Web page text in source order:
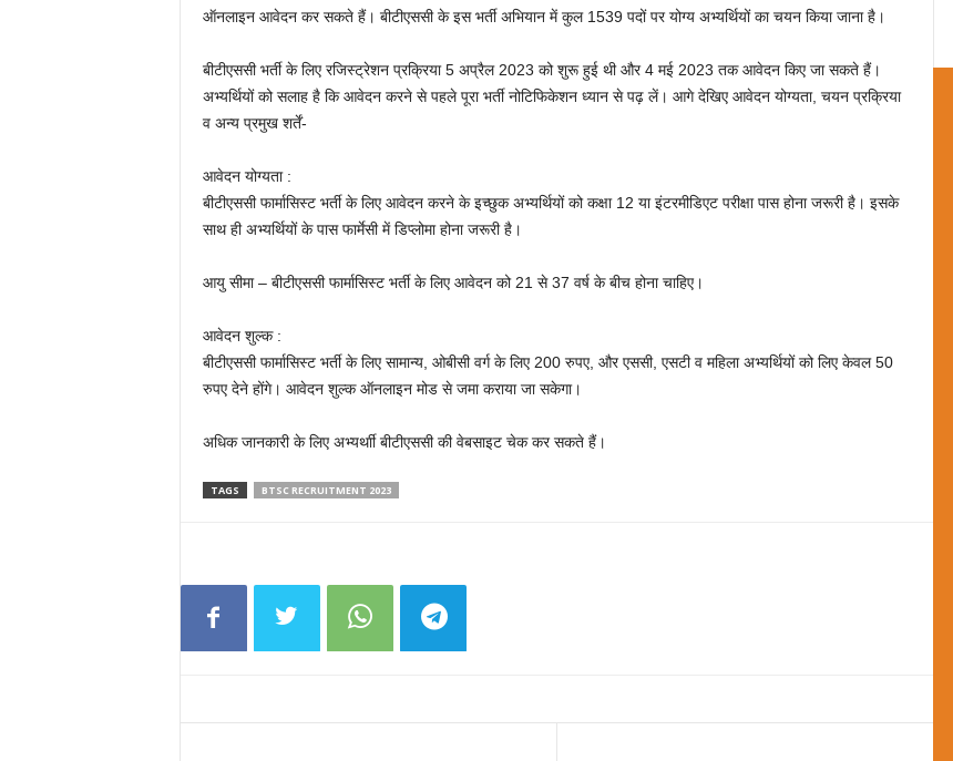
ऑनलाइन आवेदन कर सकते हैं। बीटीएससी के इस भर्ती अभियान में कुल 1539 पदों पर योग्य अभ्यर्थियों का चयन किया जाना है।
बीटीएससी भर्ती के लिए रजिस्ट्रेशन प्रक्रिया 5 अप्रैल 2023 को शुरू हुई थी और 4 मई 2023 तक आवेदन किए जा सकते हैं।
अभ्यर्थियों को सलाह है कि आवेदन करने से पहले पूरा भर्ती नोटिफिकेशन ध्यान से पढ़ लें। आगे देखिए आवेदन योग्यता, चयन प्रक्रिया
व अन्य प्रमुख शर्तें-
आवेदन योग्यता :
बीटीएससी फार्मासिस्ट भर्ती के लिए आवेदन करने के इच्छुक अभ्यर्थियों को कक्षा 12 या इंटरमीडिएट परीक्षा पास होना जरूरी है। इसके
साथ ही अभ्यर्थियों के पास फार्मेसी में डिप्लोमा होना जरूरी है।
आयु सीमा – बीटीएससी फार्मासिस्ट भर्ती के लिए आवेदन को 21 से 37 वर्ष के बीच होना चाहिए।
आवेदन शुल्क :
बीटीएससी फार्मासिस्ट भर्ती के लिए सामान्य, ओबीसी वर्ग के लिए 200 रुपए, और एससी, एसटी व महिला अभ्यर्थियों को लिए केवल 50
रुपए देने होंगे। आवेदन शुल्क ऑनलाइन मोड से जमा कराया जा सकेगा।
अधिक जानकारी के लिए अभ्यर्थाी बीटीएससी की वेबसाइट चेक कर सकते हैं।
TAGS BTSC RECRUITMENT 2023